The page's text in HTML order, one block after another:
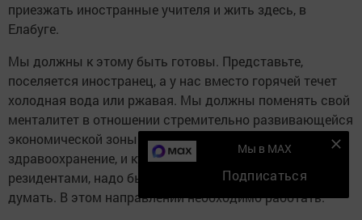
приезжать иностранные учителя и жить здесь, в
Елабуге.
Мы должны к этому быть готовы. Представьте,
поселяется иностранец, а у нас вместо горячей течет
холодная вода или ржавая. Мы должны поменять свой
менталитет в отношении стремительно развивающейся
экономической зоны. Это затронет и «Водоканал», и
здравоохранение, и культуру. Мы не будем успевать за
резидентами, надо было еще позавчера об этом
думать. В этом направлении необходимо работать.
Мы в MAX
Подписаться